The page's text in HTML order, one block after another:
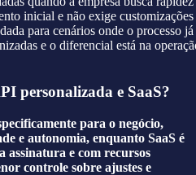
inicial e não exige customizações
para cenários onde o processo já
e o diferencial está na
personalizada e SaaS?
para o negócio,
e autonomia, enquanto SaaS é
assinatura e com recursos
controle sobre ajustes e